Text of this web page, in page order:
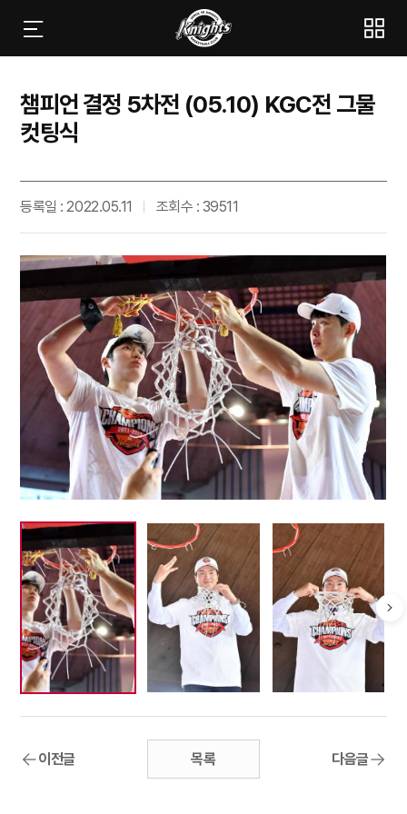
챔피언 결정 5차전 (05.10) KGC전 그물
컷팅식
등록일 : 2022.05.11 조회수 : 39511
이전글 목록 다음글